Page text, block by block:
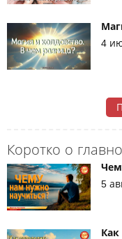
Коротко о
5
4